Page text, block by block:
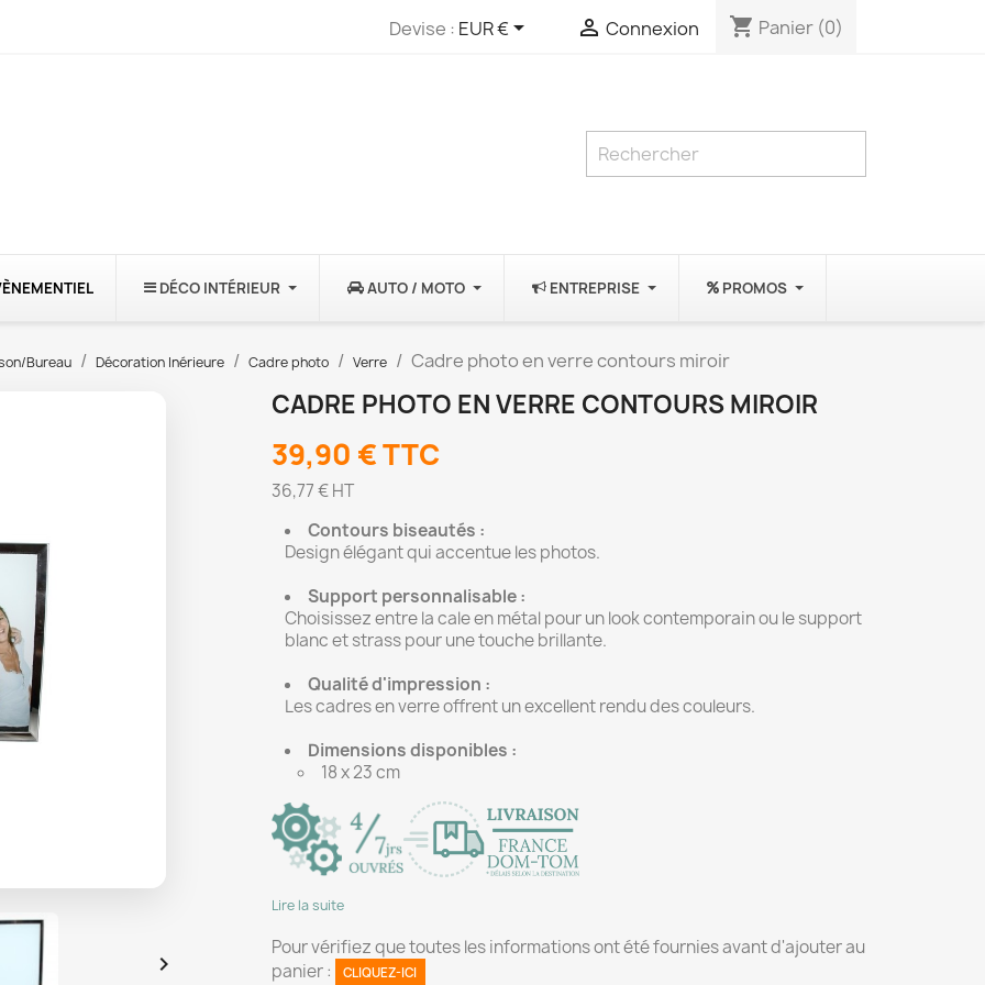
Devise : EUR €  Connexion shopping_cart Panier (0)
DÉCO INTÉRIEUR AUTO / MOTO ENTREPRISE PROMOS
Bureau Décoration Inérieure Cadre photo Verre Cadre photo en verre contours miroir

CADRE PHOTO EN VERRE CONTOURS MIROIR
39,90 €TTC
36,77 € HT
Contours biseautés :
Design élégant qui accentue les photos.
Support personnalisable :
Choisissez entre la cale en métal pour un look contemporain ou le support
blanc et strass pour une touche brillante.
Qualité d'impression :
Les cadres en verre offrent un excellent rendu des couleurs.
Dimensions disponibles :
18 x 23 cm
Lire la suite
Pour vérifiez que toutes les informations ont été fournies avant d'ajouter au
panier :
CLIQUEZ-ICI